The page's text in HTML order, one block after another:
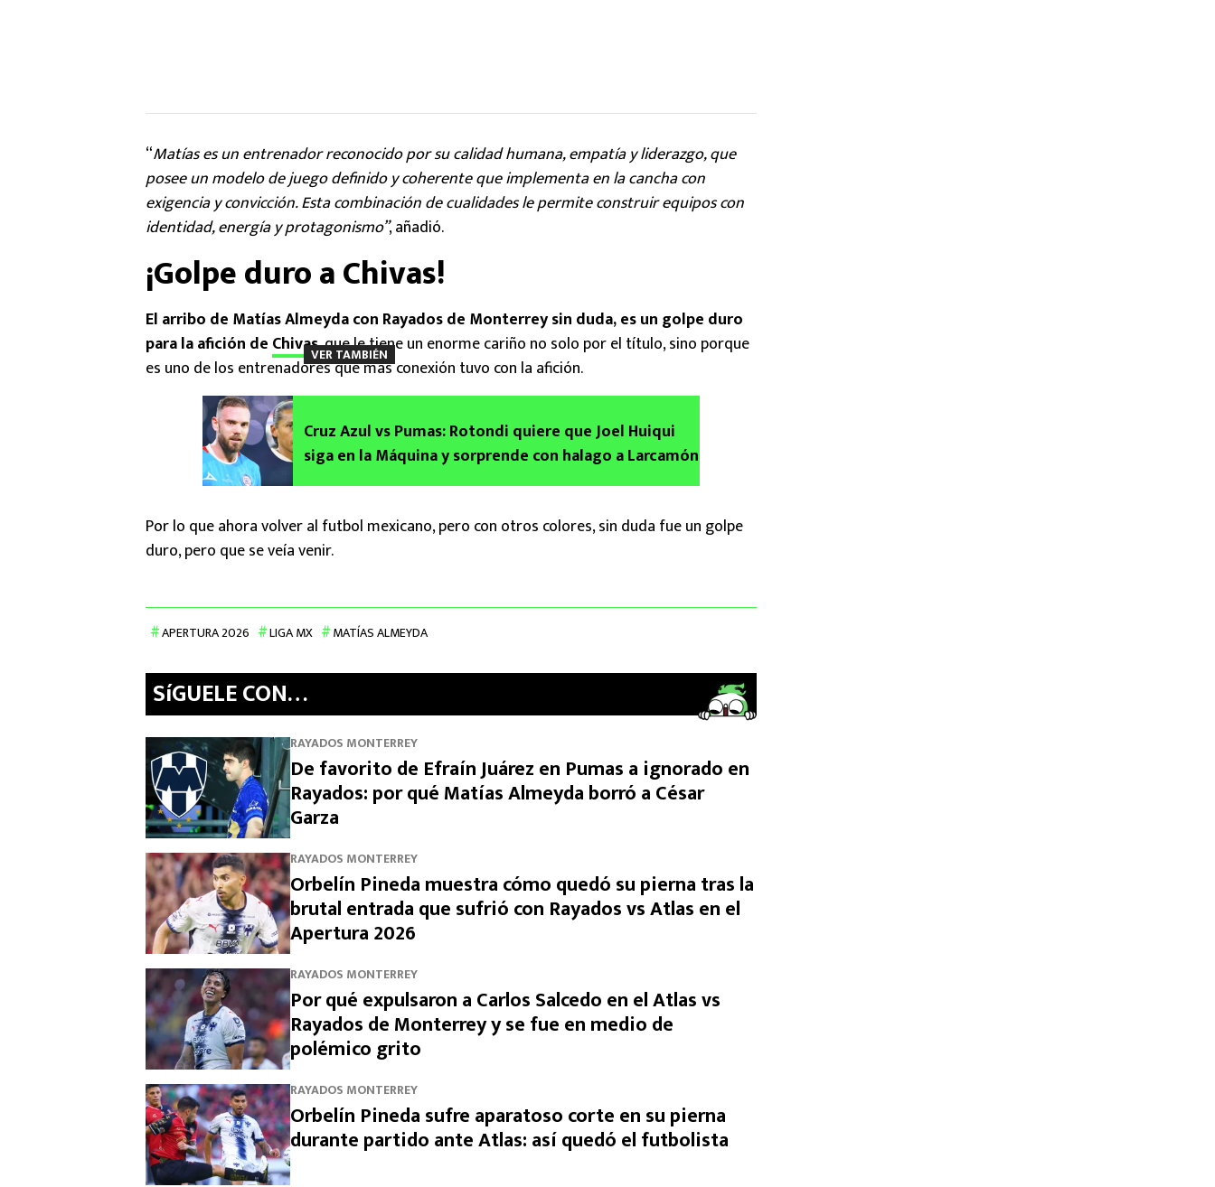
“Matías es un entrenador reconocido por su calidad humana, empatía y liderazgo, que
posee un modelo de juego definido y coherente que implementa en la cancha con
exigencia y convicción. Esta combinación de cualidades le permite construir equipos con
identidad, energía y protagonismo”, añadió.
¡Golpe duro a Chivas!
El arribo de Matías Almeyda con Rayados de Monterrey sin duda, es un golpe duro
para la afición de Chivas, que le tiene un enorme cariño no solo por el título, sino porque
es uno de los entrenadores que más conexión tuvo con la afición.
VER TAMBIÉN
Cruz Azul vs Pumas: Rotondi quiere que Joel Huiqui
siga en la Máquina y sorprende con halago a Larcamón
Por lo que ahora volver al futbol mexicano, pero con otros colores, sin duda fue un golpe
duro, pero que se veía venir.
APERTURA 2026 LIGA MX MATÍAS ALMEYDA
SíGUELE CON…
RAYADOS MONTERREY
De favorito de Efraín Juárez en Pumas a ignorado en
Rayados: por qué Matías Almeyda borró a César
Garza
RAYADOS MONTERREY
Orbelín Pineda muestra cómo quedó su pierna tras la
brutal entrada que sufrió con Rayados vs Atlas en el
Apertura 2026
RAYADOS MONTERREY
Por qué expulsaron a Carlos Salcedo en el Atlas vs
Rayados de Monterrey y se fue en medio de
polémico grito
RAYADOS MONTERREY
Orbelín Pineda sufre aparatoso corte en su pierna
durante partido ante Atlas: así quedó el futbolista